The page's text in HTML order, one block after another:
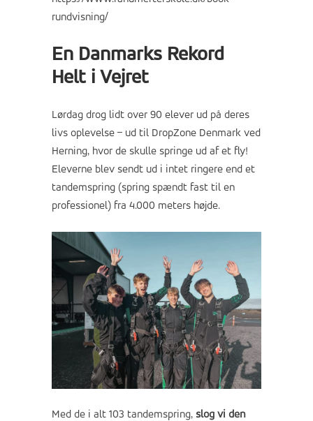
rundvisning/
En Danmarks Rekord
Helt i Vejret
Lørdag drog lidt over 90 elever ud på deres
livs oplevelse – ud til DropZone Denmark ved
Herning, hvor de skulle springe ud af et fly!
Eleverne blev sendt ud i intet ringere end et
tandemspring (spring spændt fast til en
professionel) fra 4.000 meters højde.
Med de i alt 103 tandemspring, slog vi den